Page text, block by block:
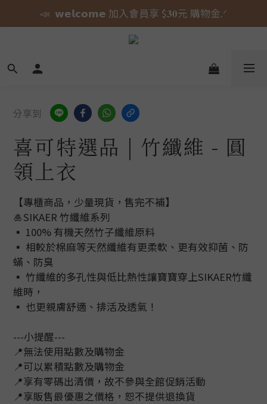
🎀 蝴蝶結貓貓的大人系日常 新上市⋆˚𝜗𝜚˚⋆
📣  𝘄𝗲𝗹𝗰𝗼𝗺𝗲 加入會員享 $𝟑𝟎元 購物金.ᐟ
⚠️ 授權即將到期｜威嗝高校 自黏收納巾 現貨倒數中.ᐟ
🎀 蝴蝶結貓貓的大人系日常 新上市⋆˚𝜗𝜚˚⋆
分享到
喜可特選品 | 竹纖維 - 圓
領上衣
【專櫃商品，少量現貨，售完不補】
🎍SIKAER 竹纖維系列
▪ 100% 有機天然竹子纖維原料
▪ 相較於棉麻等天然纖維有更柔軟、更有效抑菌、防
蟎、防臭
▪ 竹纖維的多孔性與低比熱性讓寶寶穿上SIKAER竹纖
維時，
▪ 也更親膚舒適、排活及透氣！
---小提醒---
📍無法使用點數及購物金
📍可以累積點數及購物金
📍享有零碼出清價，故不參與全館促銷活動
📍享販售最優惠之價格，恕不提供退換貨